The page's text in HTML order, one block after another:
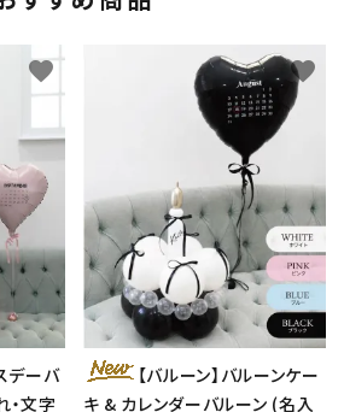
デーバ
・文字
favorite
【バルーン】バルーンケー
キ & カレンダーバルーン (名入
favorite